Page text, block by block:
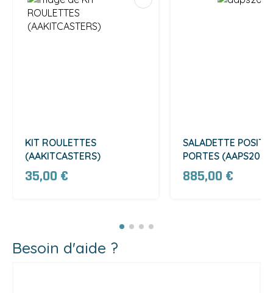
KIT ROULETTES
(AAKITCASTERS)
35,00 €
SALADETTE
PORTES (AAPS200)
885,00 €
Besoin d'aide ?